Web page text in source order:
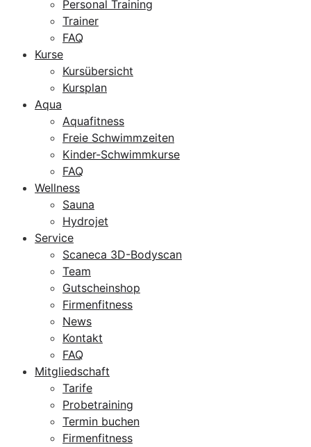
Personal Training
Trainer
FAQ
Kurse
Kursübersicht
Kursplan
Aqua
Aquafitness
Freie Schwimmzeiten
Kinder-Schwimmkurse
FAQ
Wellness
Sauna
Hydrojet
Service
Scaneca 3D-Bodyscan
Team
Gutscheinshop
Firmenfitness
News
Kontakt
FAQ
Mitgliedschaft
Tarife
Probetraining
Termin buchen
Firmenfitness